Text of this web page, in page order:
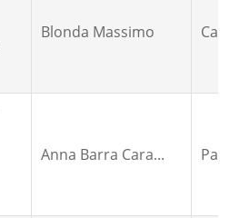
Blonda Massimo
Anna Barra Cara... Paola